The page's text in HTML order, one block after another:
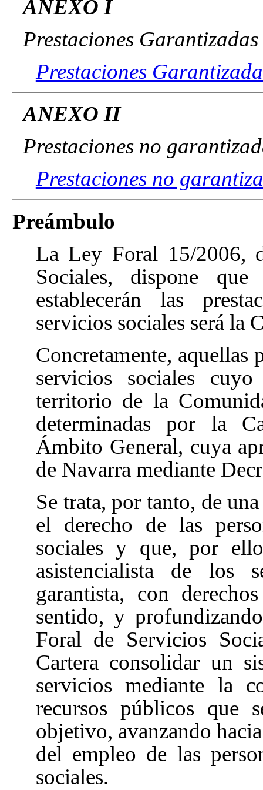
ANEXO I
Prestaciones Garantizadas
Prestaciones
ANEXO II
Prestaciones no
Prestaciones no
Preámbulo
La Ley Foral 15/2006,
Sociales, dispone
establecerán las
servicios sociales será la
Concretamente, aquellas
servicios sociales
territorio de la
determinadas por la
Ámbito General, cuya
de Navarra mediante
Se trata, por tanto, de
el derecho de las
sociales y que, por
asistencialista de los
garantista, con
sentido, y
Foral de Servicios
Cartera consolidar un
servicios mediante la
recursos públicos que
objetivo, avanzando
del empleo de las
sociales.